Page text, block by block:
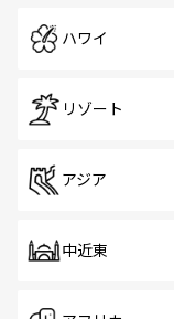
ハワイ
リゾート
アジア
中近東